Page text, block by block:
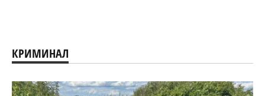
КРИМИНАЛ